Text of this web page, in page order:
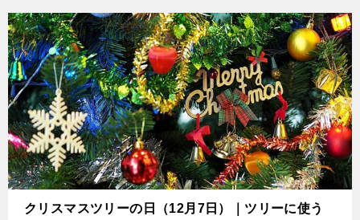
クリスマスツリーの日（12月7日）｜ツリーに使う